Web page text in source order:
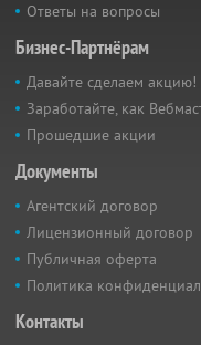
Ответы на вопросы
Бизнес-Партнёрам
Давайте сделаем акцию!
Заработайте, как
Прошедшие акции
Документы
Агентский договор
Лицензионный договор
Публичная оферта
Политика
Контакты